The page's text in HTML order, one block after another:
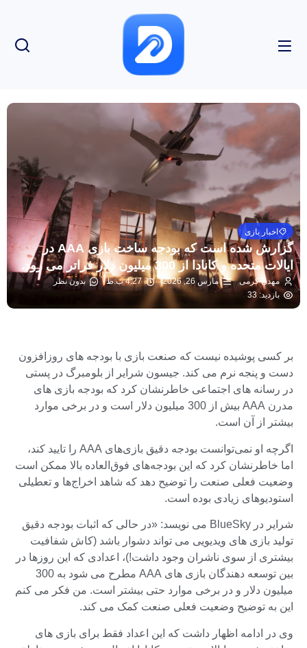
اخبار بازی
گزارش شده است که بودجه ساخت بازی AAA در
ایالات متحده و کانادا از 300 میلیون دلار فراتر می رود.
مهدی کرمی مارس 26, 2026 4:27 ب.ظ
بدون نظر
بازدید: 33
بر کسی پوشیده نیست که صنعت بازی با بودجه های روزافزون
دست و پنجه نرم می کند. جیسون شرایر از بلومبرگ در پستی
در رسانه های اجتماعی خاطرنشان کرد که بودجه بازی های
مدرن AAA بیش از 300 میلیون دلار است و در برخی موارد
بیشتر از آن است.
اگرچه او نمی‌توانست بودجه دقیق بازی‌های AAA را تایید کند،
اما خاطرنشان کرد که این بودجه‌های فوق‌العاده بالا ممکن است
وضعیت فعلی صنعت را توضیح دهد که شاهد اخراج‌ها و تعطیلی
استودیوهای زیادی بوده است.
شرایر در BlueSky می نویسد: «در حالی که اثبات بودجه دقیق
تولید بازی های ویدیویی می تواند دشوار باشد (کاش شفافیت
بیشتری از سوی ناشران وجود داشت!)، اعدادی که این روزها در
بین توسعه دهندگان بازی های AAA مطرح می شود به 300
میلیون دلار و در برخی موارد حتی بیشتر است. من فکر می کنم
این به توضیح وضعیت فعلی صنعت کمک می کند.
وی در ادامه اظهار داشت که این اعداد فقط برای بازی های